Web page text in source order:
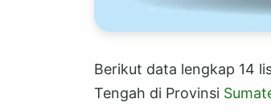
Berikut data lengkap 14
Tengah di Provinsi